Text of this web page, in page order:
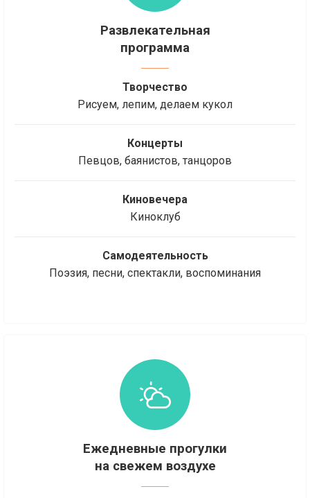
Развлекательная
программа
Творчество
Рисуем, лепим, делаем кукол
Концерты
Певцов, баянистов, танцоров
Киновечера
Киноклуб
Самодеятельность
Поэзия, песни, спектакли, воспоминания
Ежедневные прогулки
на свежем воздухе